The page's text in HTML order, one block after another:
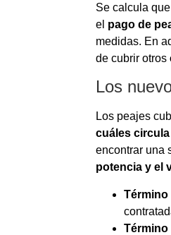
Se calcula
el pago de
medidas. En
de cubrir otros
Los
Los peajes
cuáles
encontrar una
potencia y el
Término
Término